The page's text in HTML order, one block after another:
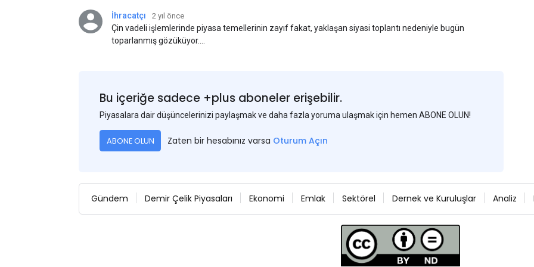
İhracatçı 2 yıl önce
Çin vadeli işlemlerinde piyasa temellerinin zayıf fakat, yaklaşan siyasi toplantı nedeniyle bugün
toparlanmış gözüküyor.
fiyatını 3-5$ civarında etkiledi. Bakalım ilerleyen günlerde neler göreceğiz, Çin'de fiyatlar nasıl
ilerleyecek?
Bu içeriğe sadece +plus aboneler erişebilir.
Piyasalara dair düşüncelerinizi paylaşmak ve daha fazla yoruma ulaşmak için hemen ABONE OLUN!
ABONE OLUN Zaten bir hesabınız varsa Oturum Açın
Gündem Demir Çelik Piyasaları Ekonomi Emlak Sektörel Dernek ve Kuruluşlar Analiz